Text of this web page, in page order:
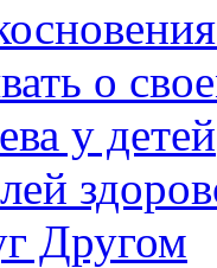
о
у детей
Другом